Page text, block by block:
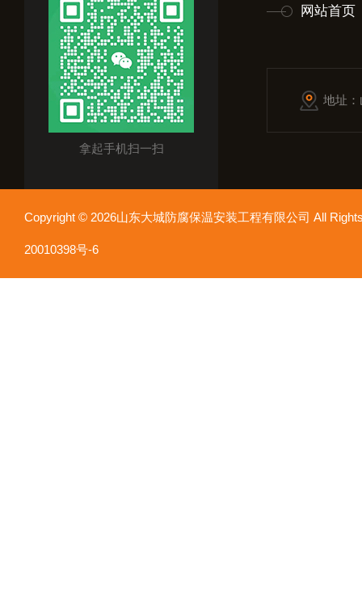
拿起手机扫一扫
网站首页
地址
Copyright © 2026山东大城防腐保温安装工程有限公司 All
20010398号-6